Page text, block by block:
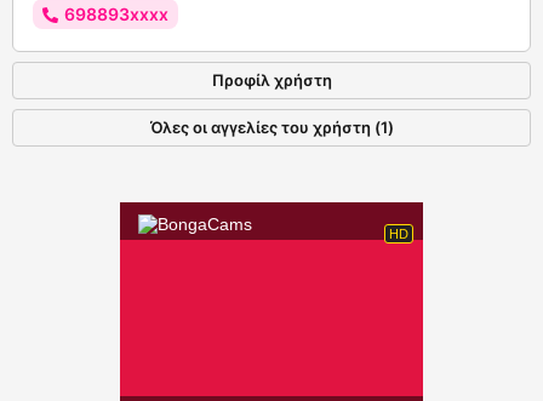
698893xxxx
Προφίλ χρήστη
Όλες οι αγγελίες του χρήστη (1)